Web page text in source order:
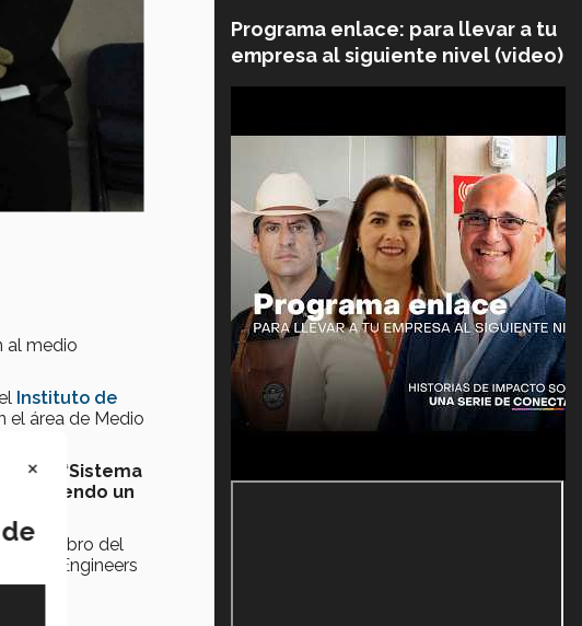
al medio
Instituto de
el área de Medio
“Sistema
un
miembro del
Engineers
Programa enlace: para llevar a tu
empresa al siguiente nivel (video)
×